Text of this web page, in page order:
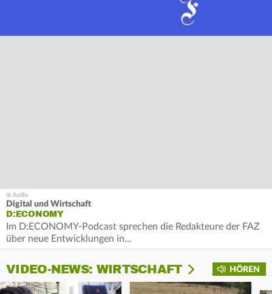
Digital und Wirtschaft
D:ECONOMY
Im D:ECONOMY-Podcast sprechen die Redakteure der FAZ
über neue Entwicklungen in…
HÖREN
VIDEO-NEWS: WIRTSCHAFT